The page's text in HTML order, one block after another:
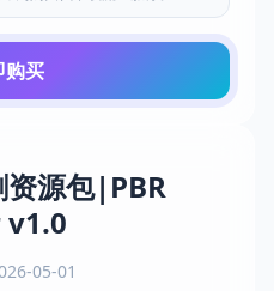
资源包|PBR
05-01
购买